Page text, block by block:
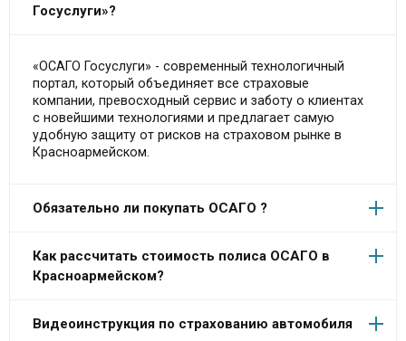
Госуслуги»?
«ОСАГО Госуслуги» - современный технологичный
портал, который объединяет все страховые
компании, превосходный сервис и заботу о клиентах
с новейшими технологиями и предлагает самую
удобную защиту от рисков на страховом рынке в
Красноармейском.
Обязательно ли покупать ОСАГО ?
Как рассчитать стоимость полиса ОСАГО в
Красноармейском?
Видеоинструкция по страхованию автомобиля